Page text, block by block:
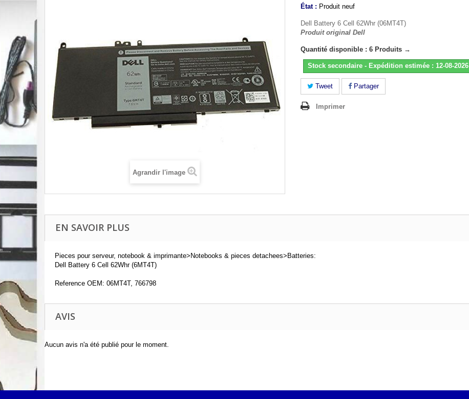
Agrandir l'image
État : Produit neuf
Dell Battery 6 Cell 62Whr (06MT4T)
Produit original Dell
Quantité disponible : 6 Produits →
Stock secondaire - Expédition estimée : 12-08-2026
Tweet Partager
Imprimer
EN SAVOIR PLUS
Pieces pour serveur, notebook & imprimante>Notebooks & pieces detachees>Batteries:
Dell Battery 6 Cell 62Whr (6MT4T)
Reference OEM: 06MT4T, 766798
AVIS
Aucun avis n'a été publié pour le moment.